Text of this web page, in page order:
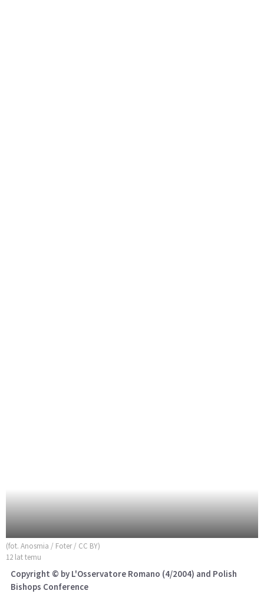
(fot. Anosmia / Foter / CC BY)
12 lat temu
Copyright © by L'Osservatore Romano (4/2004) and Polish
Bishops Conference